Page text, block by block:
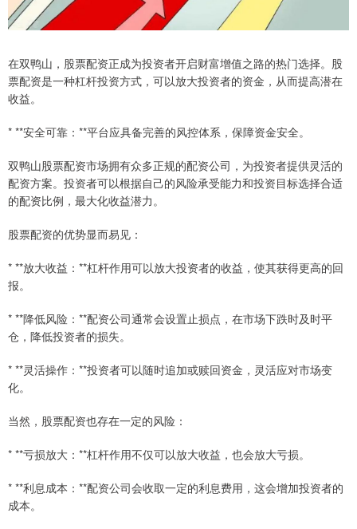
在双鸭山，股票配资正成为投资者开启财富增值之路的热门选择。股
票配资是一种杠杆投资方式，可以放大投资者的资金，从而提高潜在
收益。
* **安全可靠：**平台应具备完善的风控体系，保障资金安全。
双鸭山股票配资市场拥有众多正规的配资公司，为投资者提供灵活的
配资方案。投资者可以根据自己的风险承受能力和投资目标选择合适
的配资比例，最大化收益潜力。
股票配资的优势显而易见：
* **放大收益：**杠杆作用可以放大投资者的收益，使其获得更高的回
报。
* **降低风险：**配资公司通常会设置止损点，在市场下跌时及时平
仓，降低投资者的损失。
* **灵活操作：**投资者可以随时追加或赎回资金，灵活应对市场变
化。
当然，股票配资也存在一定的风险：
* **亏损放大：**杠杆作用不仅可以放大收益，也会放大亏损。
* **利息成本：**配资公司会收取一定的利息费用，这会增加投资者的
成本。